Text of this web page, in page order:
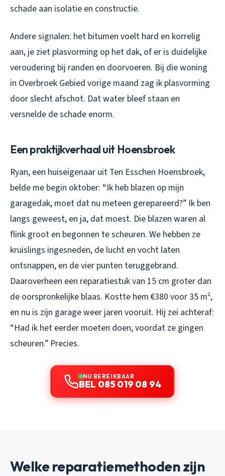
schade aan isolatie en constructie.
Andere signalen: het bitumen voelt hard en korrelig
aan, je ziet plasvorming op het dak, of er is duidelijke
veroudering bij randen en doorvoeren. Bij die woning
in Overbroek Gebied vorige maand zag ik plasvorming
door slecht afschot. Dat water bleef staan en
versnelde de schade enorm.
Een praktijkverhaal uit Hoensbroek
Ryan, een huiseigenaar uit Ten Esschen Hoensbroek,
belde me begin oktober: “Ik heb blazen op mijn
garagedak, moet dat nu meteen gerepareerd?” Ik ben
langs geweest, en ja, dat moest. Die blazen waren al
flink groot en begonnen te scheuren. We hebben ze
kruislings ingesneden, de lucht en vocht laten
ontsnappen, en de vier punten teruggebrand.
Daaroverheen een reparatiestuk van 15 cm groter dan
de oorspronkelijke blaas. Kostte hem €380 voor 35 m²,
en nu is zijn garage weer jaren vooruit. Hij zei achteraf:
“Had ik het eerder moeten doen, voordat ze gingen
scheuren.” Precies.
NU BEREIKBAAR
BEL 085 019 08 94
Welke reparatiemethoden zijn